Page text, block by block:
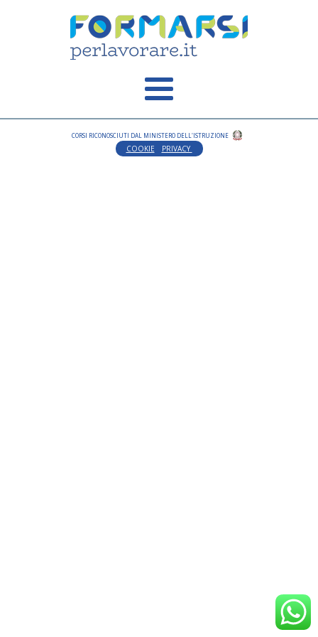
CORSI RICONOSCIUTI DAL MINISTERO DELL'ISTRUZIONE
COOKIE PRIVACY